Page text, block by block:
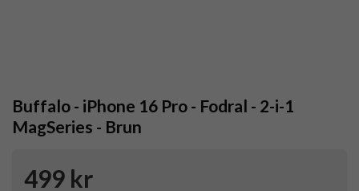
Buffalo - iPhone 16 Pro - Fodral - 2-i-1
MagSeries - Brun
499 kr